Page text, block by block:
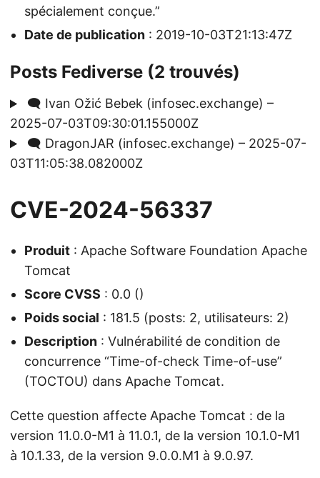
spécialement conçue.”
Date de publication : 2019-10-03T21:13:47Z
Posts Fediverse (2 trouvés)
🗨️ Ivan Ožić Bebek (infosec.exchange) –
2025-07-03T09:30:01.155000Z
🗨️ DragonJAR (infosec.exchange) – 2025-07-
03T11:05:38.082000Z
CVE-2024-56337
Produit : Apache Software Foundation Apache
Tomcat
Score CVSS : 0.0 ()
Poids social : 181.5 (posts: 2, utilisateurs: 2)
Description : Vulnérabilité de condition de
concurrence “Time-of-check Time-of-use”
(TOCTOU) dans Apache Tomcat.
Cette question affecte Apache Tomcat : de la
version 11.0.0-M1 à 11.0.1, de la version 10.1.0-M1
à 10.1.33, de la version 9.0.0.M1 à 9.0.97.